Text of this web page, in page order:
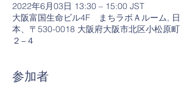
2022年6月03日 13:30 – 15:00 JST
大阪富国生命ビル4F まちラボＡルーム, 日
本、〒530-0018 大阪府大阪市北区小松原町
２−４
参加者